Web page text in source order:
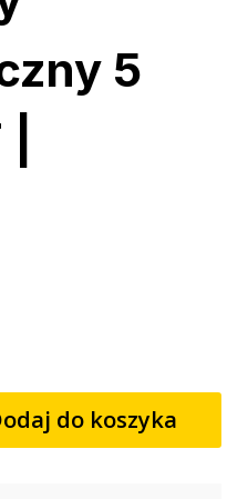
5
do koszyka